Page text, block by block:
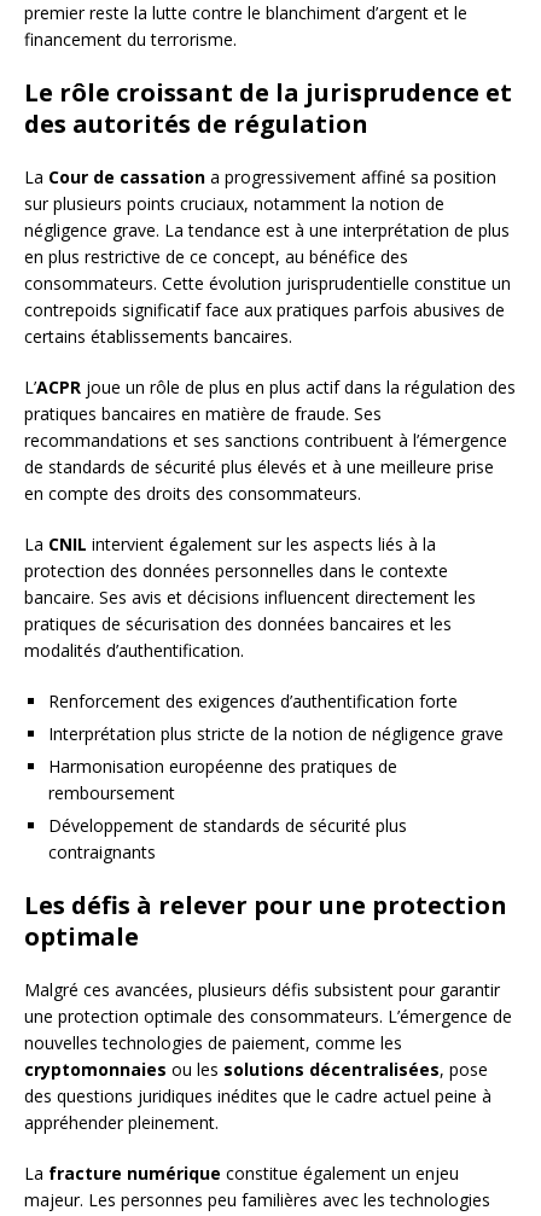
premier reste la lutte contre le blanchiment d’argent et le
financement du terrorisme.
Le rôle croissant de la jurisprudence et
des autorités de régulation
La Cour de cassation a progressivement affiné sa position
sur plusieurs points cruciaux, notamment la notion de
négligence grave. La tendance est à une interprétation de plus
en plus restrictive de ce concept, au bénéfice des
consommateurs. Cette évolution jurisprudentielle constitue un
contrepoids significatif face aux pratiques parfois abusives de
certains établissements bancaires.
L’ACPR joue un rôle de plus en plus actif dans la régulation des
pratiques bancaires en matière de fraude. Ses
recommandations et ses sanctions contribuent à l’émergence
de standards de sécurité plus élevés et à une meilleure prise
en compte des droits des consommateurs.
La CNIL intervient également sur les aspects liés à la
protection des données personnelles dans le contexte
bancaire. Ses avis et décisions influencent directement les
pratiques de sécurisation des données bancaires et les
modalités d’authentification.
Renforcement des exigences d’authentification forte
Interprétation plus stricte de la notion de négligence grave
Harmonisation européenne des pratiques de
remboursement
Développement de standards de sécurité plus
contraignants
Les défis à relever pour une protection
optimale
Malgré ces avancées, plusieurs défis subsistent pour garantir
une protection optimale des consommateurs. L’émergence de
nouvelles technologies de paiement, comme les
cryptomonnaies ou les solutions décentralisées, pose
des questions juridiques inédites que le cadre actuel peine à
appréhender pleinement.
La fracture numérique constitue également un enjeu
majeur. Les personnes peu familières avec les technologies